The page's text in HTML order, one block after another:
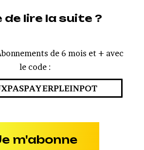
de lire la suite ?
de 6 mois et + avec
le code :
m'abonne